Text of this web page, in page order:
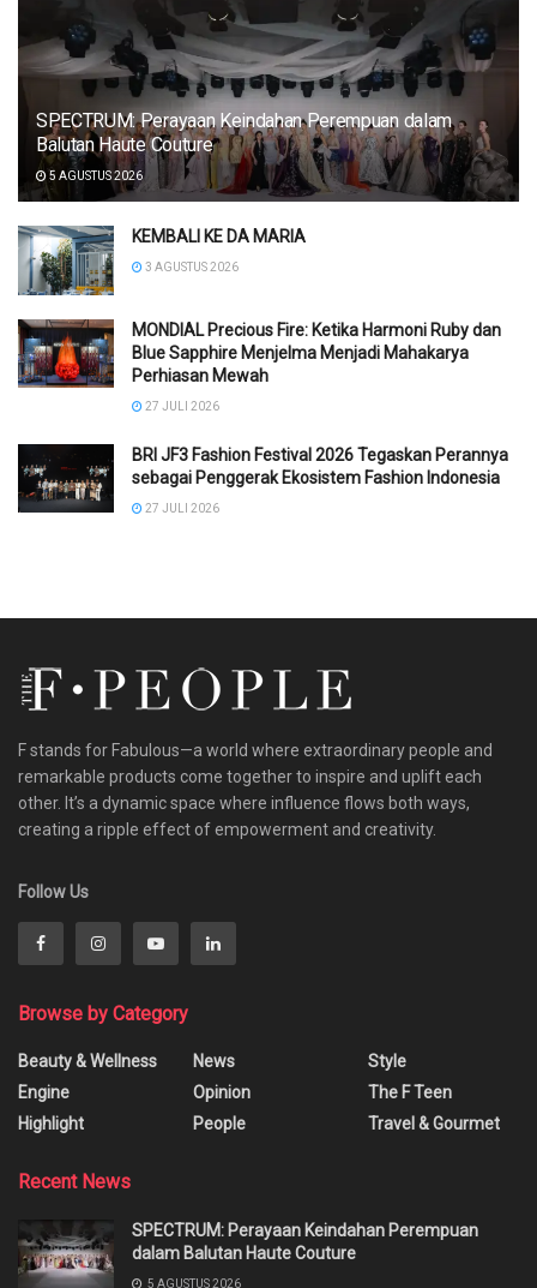
SPECTRUM: Perayaan Keindahan Perempuan dalam
Balutan Haute Couture
5 AGUSTUS 2026
KEMBALI KE DA MARIA
3 AGUSTUS 2026
MONDIAL Precious Fire: Ketika Harmoni Ruby dan
Blue Sapphire Menjelma Menjadi Mahakarya
Perhiasan Mewah
27 JULI 2026
BRI JF3 Fashion Festival 2026 Tegaskan Perannya
sebagai Penggerak Ekosistem Fashion Indonesia
27 JULI 2026
F stands for Fabulous—a world where extraordinary people and
remarkable products come together to inspire and uplift each
other. It’s a dynamic space where influence flows both ways,
creating a ripple effect of empowerment and creativity.
Follow Us
Browse by Category
Beauty & Wellness
Engine
Highlight
News
Opinion
People
Style
The F Teen
Travel & Gourmet
Recent News
SPECTRUM: Perayaan Keindahan Perempuan
dalam Balutan Haute Couture
5 AGUSTUS 2026